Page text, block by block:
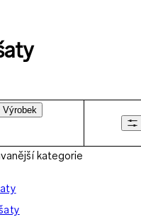
Výrobek
kategorie